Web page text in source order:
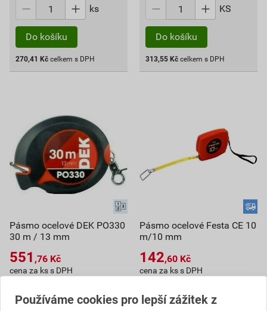
ks
Do košíku
270,41 Kč celkem s DPH
KS
Do košíku
313,55 Kč celkem s DPH
Pásmo ocelové DEK PO330
30 m / 13 mm
551 ,76 Kč
cena za ks s DPH
Můžete mít 11. 8. v prodejně
Pásmo ocelové Festa CE 10
m/10 mm
142,60 Kč
cena za ks s DPH
Můžete mít 11. 8. v prodejně
Používáme cookies pro lepší zážitek z